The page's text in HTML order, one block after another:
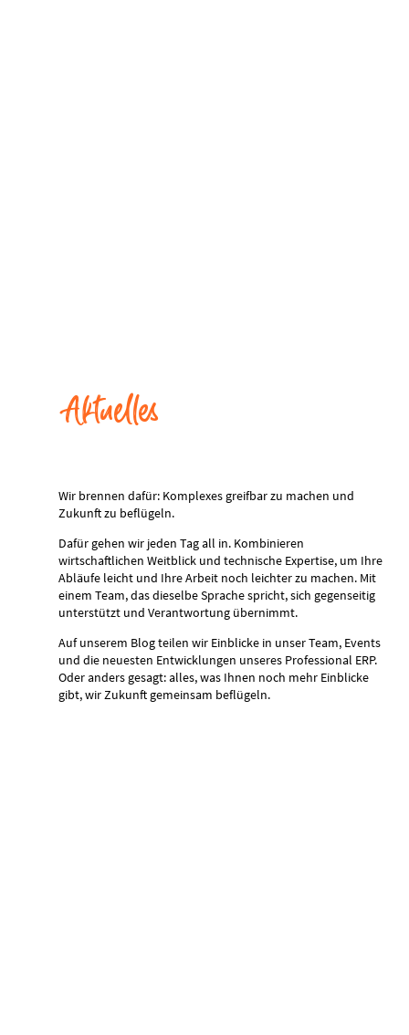
Aktuelles
Wir brennen dafür: Komplexes greifbar zu machen und
Zukunft zu beflügeln.
Dafür gehen wir jeden Tag all in. Kombinieren
wirtschaftlichen Weitblick und technische Expertise, um Ihre
Abläufe leicht und Ihre Arbeit noch leichter zu machen. Mit
einem Team, das dieselbe Sprache spricht, sich gegenseitig
unterstützt und Verantwortung übernimmt.
Auf unserem Blog teilen wir Einblicke in unser Team, Events
und die neuesten Entwicklungen unseres Professional ERP.
Oder anders gesagt: alles, was Ihnen noch mehr Einblicke
gibt, wir Zukunft gemeinsam beflügeln.